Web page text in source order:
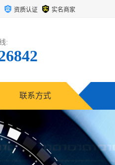
资质认证 实名商家
:
联系方式